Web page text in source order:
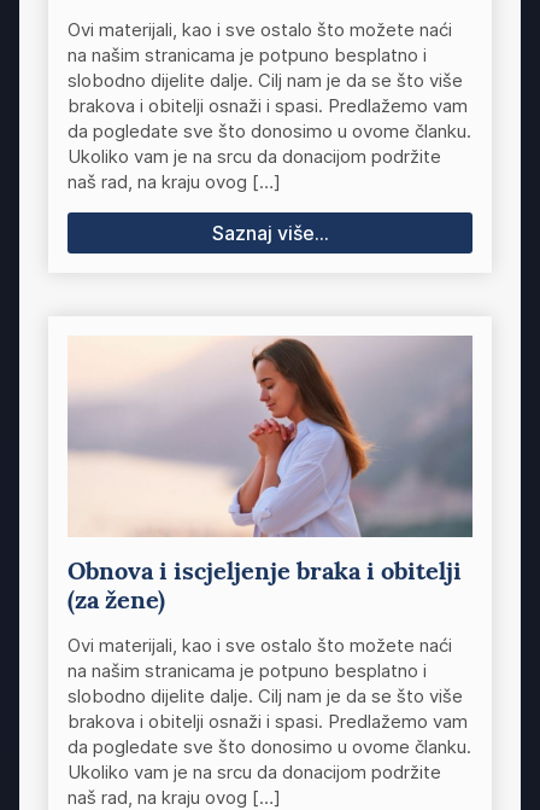
Ovi materijali, kao i sve ostalo što možete naći
na našim stranicama je potpuno besplatno i
slobodno dijelite dalje. Cilj nam je da se što više
brakova i obitelji osnaži i spasi. Predlažemo vam
da pogledate sve što donosimo u ovome članku.
Ukoliko vam je na srcu da donacijom podržite
naš rad, na kraju ovog […]
Saznaj više...
Obnova i iscjeljenje braka i obitelji
(za žene)
Ovi materijali, kao i sve ostalo što možete naći
na našim stranicama je potpuno besplatno i
slobodno dijelite dalje. Cilj nam je da se što više
brakova i obitelji osnaži i spasi. Predlažemo vam
da pogledate sve što donosimo u ovome članku.
Ukoliko vam je na srcu da donacijom podržite
naš rad, na kraju ovog […]